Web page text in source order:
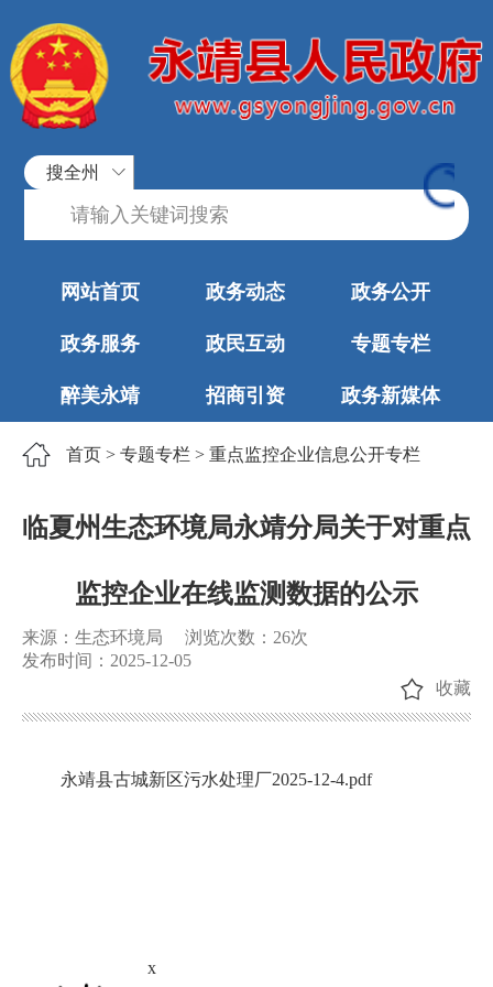
搜全州
网站首页 政务动态 政务公开
政务服务 政民互动 专题专栏
醉美永靖 招商引资 政务新媒体
首页 > 专题专栏 > 重点监控企业信息公开专栏
临夏州生态环境局永靖分局关于对重点
监控企业在线监测数据的公示
来源：生态环境局 浏览次数： 26次
发布时间：2025-12-05
收藏
永靖县古城新区污水处理厂2025-12-4.pdf
x